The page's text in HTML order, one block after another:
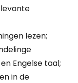
lezen;
Engelse taal;
in de